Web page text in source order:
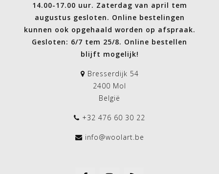
14.00-17.00 uur. Zaterdag van april tem
augustus gesloten. Online bestelingen
kunnen ook opgehaald worden op afspraak.
Gesloten: 6/7 tem 25/8. Online bestellen
blijft mogelijk!
Bresserdijk 54
2400 Mol
België
+32 476 60 30 22
info@woolart.be